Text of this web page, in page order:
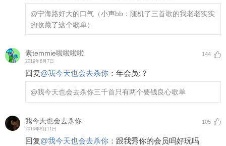
@宁海路好大的口气（小声bb：随机了三首歌的我老老实实
的收藏了这个歌单）
素temmie啦啦啦啦
2019年8月7日
144
回复@我今天也会去杀你 ： 年会员:？
@我今天也会去杀你三千首只有两个要钱良心歌单
我今天也会去杀你
2019年8月11日
105
回复@我今天也会去杀你 ： 跟我秀你的会员吗好玩吗